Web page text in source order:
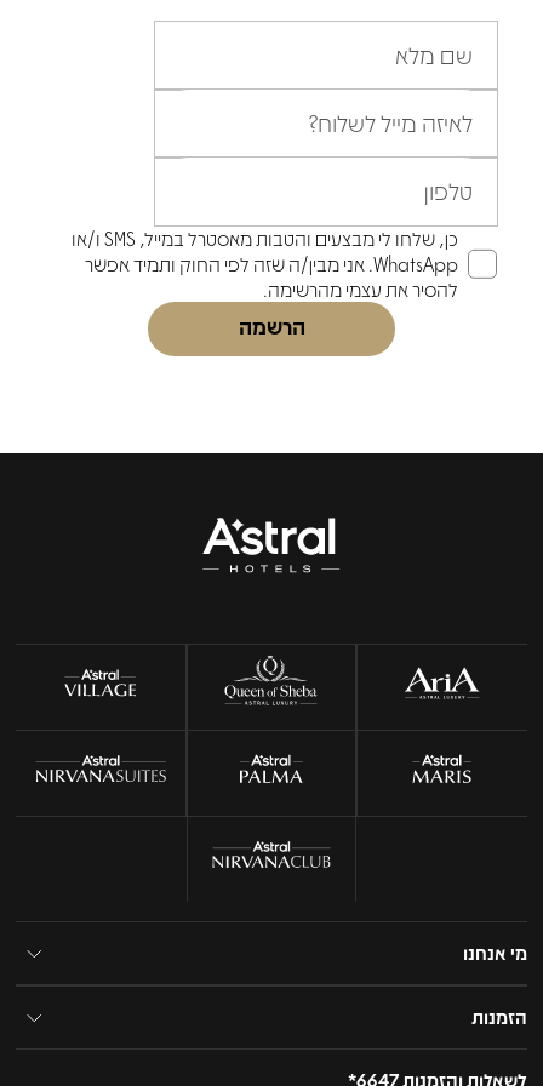
שם מלא
לאיזה מייל לשלוח?
טלפון
כן, שלחו לי מבצעים והטבות מאסטרל במייל, SMS ו/או
WhatsApp. אני מבין/ה שזה לפי החוק ותמיד אפשר
להסיר את עצמי מהרשימה.
הרשמה
מי אנחנו
הזמנות
לשאלות והזמנות 6647*